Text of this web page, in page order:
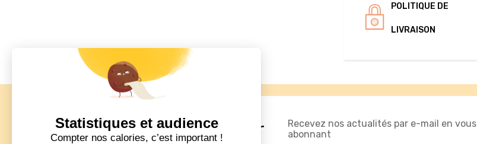
POLITIQUE DE
LIVRAISON
drafts S'inscrire à la newsletter
Recevez nos actualités par e-mail en vous
abonnant
Statistiques et audience
Compter nos calories, c’est important !